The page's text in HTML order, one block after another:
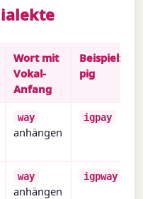
Wort mit
Vokal-
Anfang
Beispiel:
pig
way
anhängen
igpay
way
anhängen
igpway